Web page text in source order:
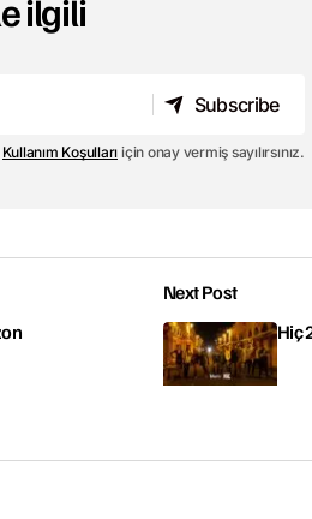
ilgili
Subscribe
Kullanım Koşulları için onay vermiş sayılırsınız.
Next Post
Hiç